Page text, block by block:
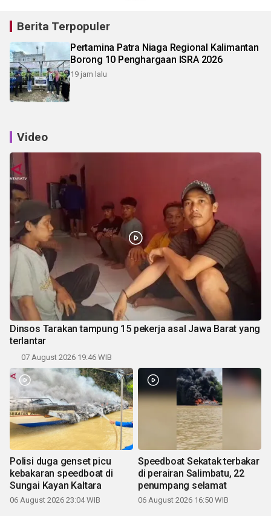
Berita Terpopuler
Pertamina Patra Niaga Regional Kalimantan
Borong 10 Penghargaan ISRA 2026
19 jam lalu
Video
Dinsos Tarakan tampung 15 pekerja asal Jawa Barat yang
terlantar
07 August 2026 19:46 WIB
Polisi duga genset picu
kebakaran speedboat di
Sungai Kayan Kaltara
06 August 2026 23:04 WIB
Speedboat Sekatak terbakar
di perairan Salimbatu, 22
penumpang selamat
06 August 2026 16:50 WIB